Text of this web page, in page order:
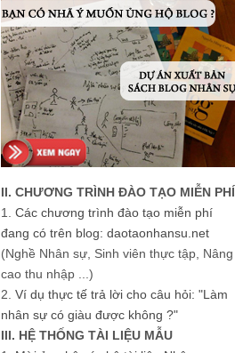
II. CHƯƠNG TRÌNH ĐÀO TẠO MIỄN PHÍ
1. Các chương trình đào tạo miễn phí
đang có trên blog: daotaonhansu.net
(Nghề Nhân sự, Sinh viên thực tập, Nâng
cao thu nhập ...)
2. Ví dụ thực tế trả lời cho câu hỏi: "Làm
nhân sự có giàu được không ?"
III. HỆ THỐNG TÀI LIỆU MẪU